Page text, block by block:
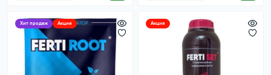
Хит продаж Акция Акция